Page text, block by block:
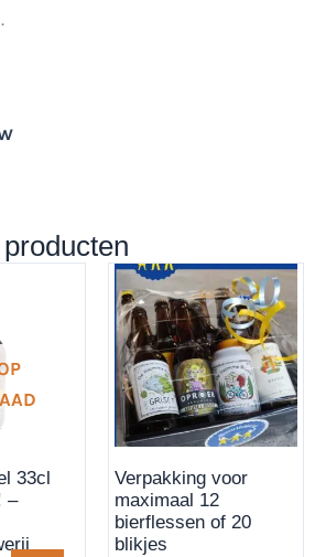
33cl
–
Verpakking voor
maximaal 12
bierflessen of 20
blikjes